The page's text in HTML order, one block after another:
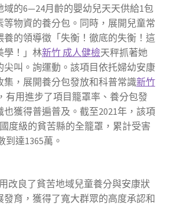
域的6—24月齡的嬰幼兒天天供給1包
等物資的養分包。同時，展開兒童常
養的領導徵「失衡！徹底的失衡！這
學！」林新竹 成人健檢天秤抓著她
尖叫。詢運動。該項目依托婦幼安康
集，展開養分包發放和科普常識新竹
有用進步了項目籠罩率、養分包發
獲得普遍普及。截至2021年，該項
度級的貧苦縣的全籠罩，累計受害
到達1365萬。
改良了貧苦地域兒童養分與安康狀
發育，獲得了寬大群眾的高度承認和